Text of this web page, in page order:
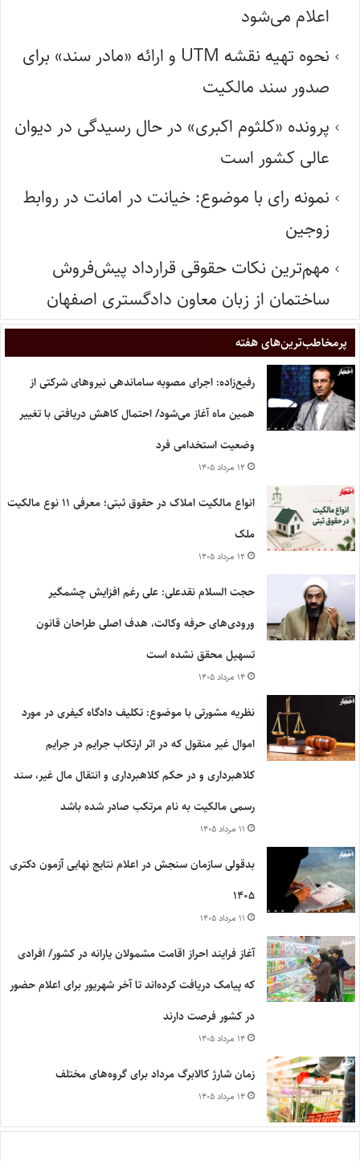
اعلام می‌شود
نحوه تهیه نقشه UTM و ارائه «مادر سند» برای
صدور سند مالکیت
پرونده «کلثوم اکبری» در حال رسیدگی در دیوان
عالی کشور است
نمونه رای با موضوع: خیانت در امانت در روابط
زوجین
مهم‌ترین نکات حقوقی قرارداد پیش‌فروش
ساختمان از زبان معاون دادگستری اصفهان
پر‌مخاطب‌ترین‌های هفته
رفیع‌زاده: اجرای مصوبه ساماندهی نیروهای شرکتی از
همین ماه آغاز می‌شود/ احتمال کاهش دریافتی با تغییر
وضعیت استخدامی فرد
۱۲ مرداد ۱۴۰۵
انواع مالکیت املاک در حقوق ثبتی؛ معرفی ۱۱ نوع مالکیت
ملک
۱۲ مرداد ۱۴۰۵
حجت السلام نقدعلی: علی رغم افزایش چشمگیر
ورودی‌های حرفه وکالت، هدف اصلی طراحان قانون
تسهیل محقق نشده است
۱۴ مرداد ۱۴۰۵
نظریه مشورتی با موضوع: تکلیف دادگاه کیفری در مورد
اموال غیر منقول که در اثر ارتکاب جرایم در جرایم
کلاهبرداری و در حکم کلاهبرداری و انتقال مال غیر، سند
رسمی مالکیت به نام مرتکب صادر شده باشد
۱۱ مرداد ۱۴۰۵
بدقولی سازمان سنجش در اعلام نتایج نهایی آزمون دکتری
۱۴۰۵
۱۱ مرداد ۱۴۰۵
آغاز فرایند احراز اقامت مشمولان یارانه در کشور/ افرادی
که پیامک دریافت کرده‌اند تا آخر شهریور برای اعلام حضور
در کشور فرصت دارند
۱۴ مرداد ۱۴۰۵
زمان شارژ کالابرگ مرداد برای گروه‌های مختلف
۱۴ مرداد ۱۴۰۵